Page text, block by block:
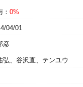
0%
04/01
彦
弘、谷沢直、テンユウ